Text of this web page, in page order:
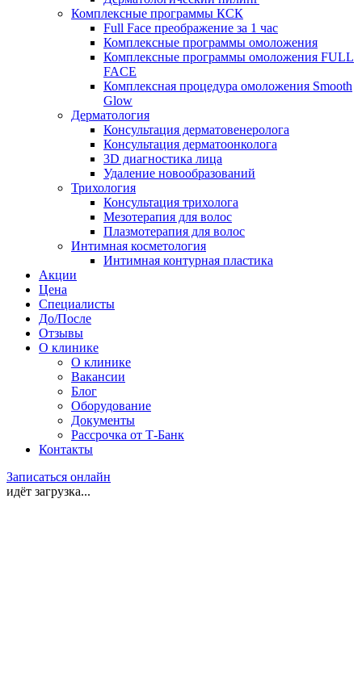
Комплексные программы КСК
Full Face преображение за 1 час
Комплексные программы омоложения
Комплексные программы омоложения FULL
FACE
Комплексная процедура омоложения Smooth
Glow
Дерматология
Консультация дерматовенеролога
Консультация дерматоонколога
3D диагностика лица
Удаление новообразований
Трихология
Консультация трихолога
Мезотерапия для волос
Плазмотерапия для волос
Интимная косметология
Интимная контурная пластика
Акции
Цена
Специалисты
До/После
Отзывы
О клинике
О клинике
Вакансии
Блог
Оборудование
Документы
Рассрочка от Т-Банк
Контакты
Записаться онлайн
идёт загрузка...